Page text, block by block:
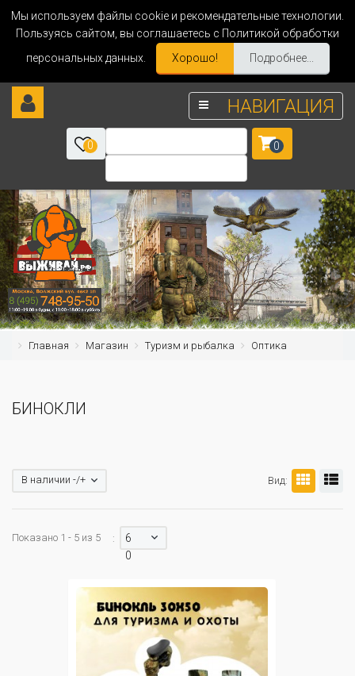
Мы используем файлы cookie и рекомендательные технологии.
Пользуясь сайтом, вы соглашаетесь с Политикой обработки
персональных данных.
Хорошо! Подробнее...
НАВИГАЦИЯ
0 0
Главная Магазин Туризм и рыбалка Оптика
БИНОКЛИ
Вид:
В наличии -/+
Показано 1 - 5 из 5 :
6
0